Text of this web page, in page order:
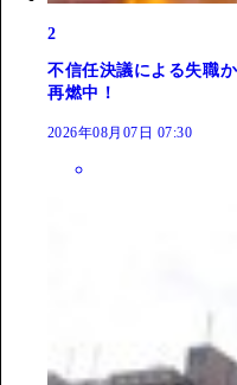
2
不信任決議による失職
再燃中！
2026年08月07日 07:30